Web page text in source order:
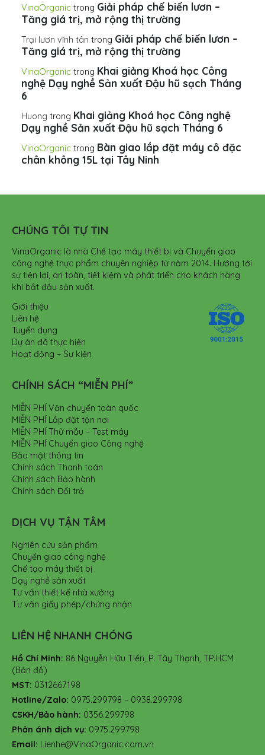
VinaOrganic trong Giải pháp chế biến lươn –
Tăng giá trị, mở rộng thị trường
Trại lươn vĩnh tân trong Giải pháp chế biến lươn –
Tăng giá trị, mở rộng thị trường
VinaOrganic trong Khai giảng Khoá học Công
nghệ Dạy nghề Sản xuất Đậu hũ sạch Tháng
6
Huong trong Khai giảng Khoá học Công nghệ
Dạy nghề Sản xuất Đậu hũ sạch Tháng 6
VinaOrganic trong Bàn giao lắp đặt máy cô đặc
chân không 15L tại Tây Ninh
CHÚNG TÔI TỰ TIN
VinaOrganic là nhà Chế tạo máy thiết bị và Chuyển giao
công nghệ thực phẩm chuyên nghiệp từ năm 2014. Hướng tới
sự tiện lợi, an toàn, tiết kiệm và phát triển cho khách hàng
khi bắt đầu sản xuất.
Giới thiệu
Liên hệ
Tuyển dụng
Dự án đã thực hiện
Hoạt động – Sự kiện
CHÍNH SÁCH “MIỄN PHÍ”
MIỄN PHÍ Vận chuyển toàn quốc
MIỄN PHÍ Lắp đặt tận nơi
MIỄN PHÍ Thử mẫu – Test máy
MIỄN PHÍ Chuyển giao Công nghệ
Bảo mật thông tin
Chính sách Thanh toán
Chính sách Bảo hành
Chính sách Đổi trả
DỊCH VỤ TẬN TÂM
Nghiên cứu sản phẩm
Chuyển giao công nghệ
Chế tạo máy thiết bị
Dạy nghề sản xuất
Tư vấn thiết kế nhà xưởng
Tư vấn giấy phép/chứng nhận
LIÊN HỆ NHANH CHÓNG
Hồ Chí Minh: 86 Nguyễn Hữu Tiến, P. Tây Thạnh, TP.HCM
(Bản đồ)
MST: 0312667198
Hotline/Zalo: 0975.299798 – 0938.299798
CSKH/Bảo hành: 0356.299798
Phản ánh dịch vụ: 0975.299798
Email: Lienhe@VinaOrganic.com.vn